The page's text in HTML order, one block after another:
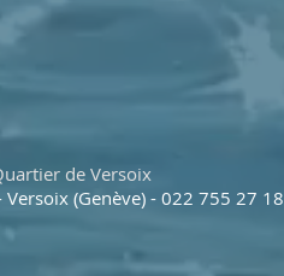
de Versoix
(Genève) - 022 755 27 18